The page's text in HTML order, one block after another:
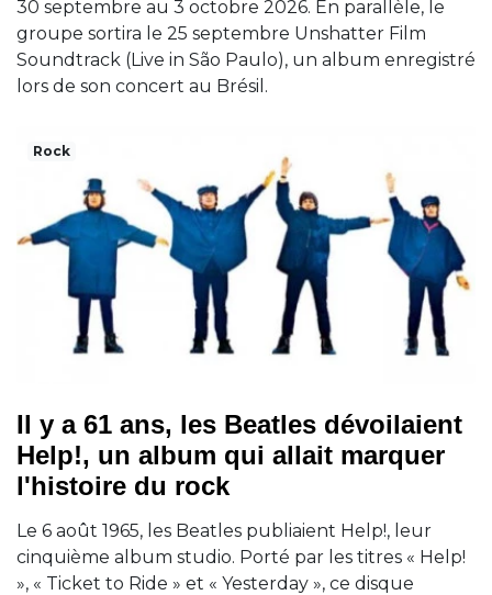
30 septembre au 3 octobre 2026. En parallèle, le
groupe sortira le 25 septembre Unshatter Film
Soundtrack (Live in São Paulo), un album enregistré
lors de son concert au Brésil.
Rock
Il y a 61 ans, les Beatles dévoilaient
Help!, un album qui allait marquer
l'histoire du rock
Le 6 août 1965, les Beatles publiaient Help!, leur
cinquième album studio. Porté par les titres « Help!
», « Ticket to Ride » et « Yesterday », ce disque